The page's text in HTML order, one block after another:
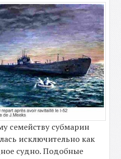
семейству субмарин
исключительно как
судно. Подобные